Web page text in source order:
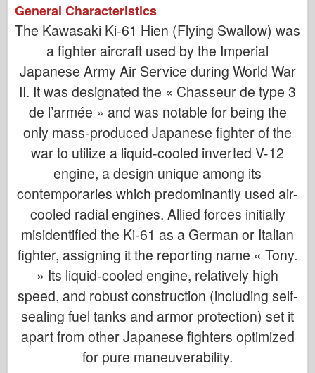
General Characteristics
The Kawasaki Ki-61 Hien (Flying Swallow) was
a fighter aircraft used by the Imperial
Japanese Army Air Service during World War
II. It was designated the « Chasseur de type 3
de l’armée » and was notable for being the
only mass-produced Japanese fighter of the
war to utilize a liquid-cooled inverted V-12
engine, a design unique among its
contemporaries which predominantly used air-
cooled radial engines. Allied forces initially
misidentified the Ki-61 as a German or Italian
fighter, assigning it the reporting name « Tony.
» Its liquid-cooled engine, relatively high
speed, and robust construction (including self-
sealing fuel tanks and armor protection) set it
apart from other Japanese fighters optimized
for pure maneuverability.